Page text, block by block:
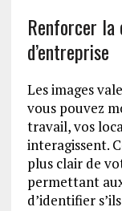
Renforcer la
d’entreprise
Les images
vous pouvez
travail, vos
interagissent.
plus clair de
permettant
d’identifier